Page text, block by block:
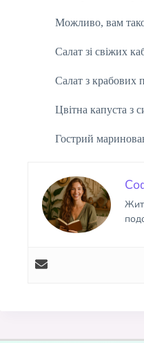
Можливо, вам
Салат зі свіжих
Салат з
Цвітна капуста з
Гострий